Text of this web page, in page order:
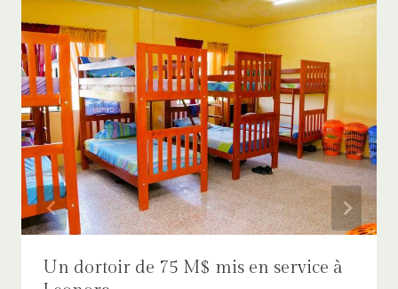
Un dortoir de 75 M$ mis en service à